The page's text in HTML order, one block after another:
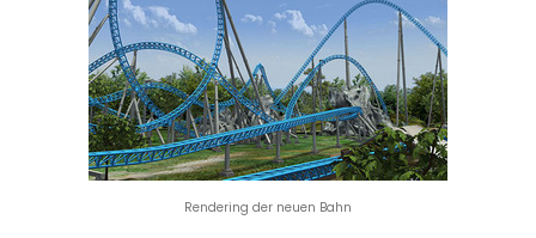
Rendering der neuen Bahn